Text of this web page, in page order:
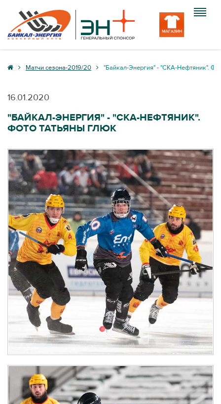
Клуб
Медиа
Вход
Матчи сезона-2019/20 "Байкал-Энергия" - "СКА-Нефтяник".
16.01.2020
"БАЙКАЛ-ЭНЕРГИЯ" - "СКА-НЕФТЯНИК".
ФОТО ТАТЬЯНЫ ГЛЮК